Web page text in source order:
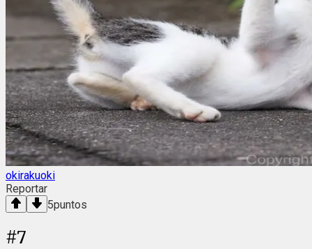
okirakuoki
Reportar
5puntos
#7